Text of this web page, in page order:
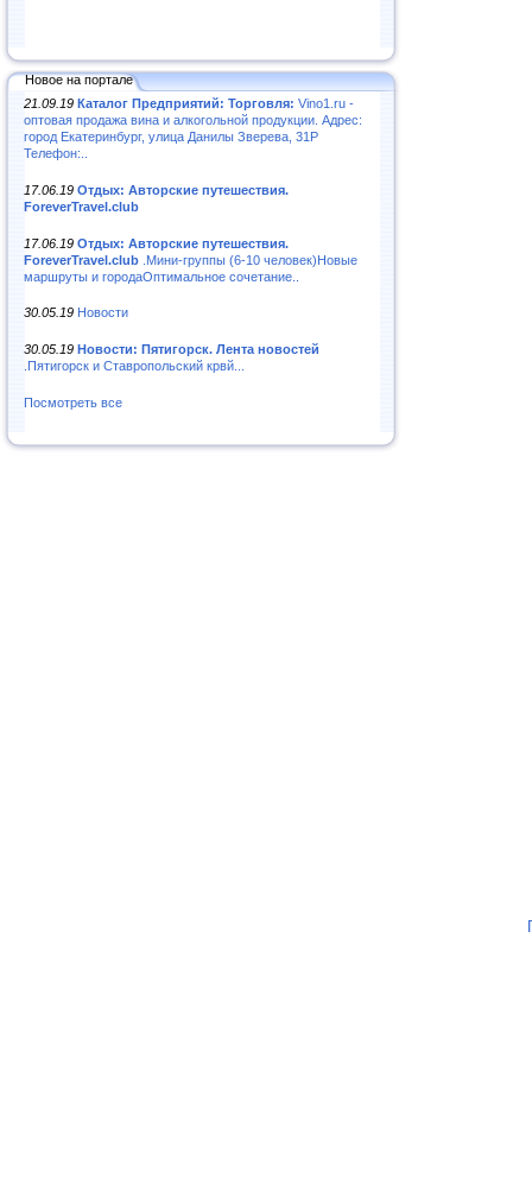
Новое на портале
21.09.19 Каталог Предприятий: Торговля: Vino1.ru -
оптовая продажа вина и алкогольной продукции. Адрес:
город Екатеринбург, улица Данилы Зверева, 31Р
Телефон:..
17.06.19 Отдых: Авторские путешествия.
ForeverTravel.club
17.06.19 Отдых: Авторские путешествия.
ForeverTravel.club .Мини-группы (6-10 человек)Новые
маршруты и городаОптимальное сочетание..
30.05.19 Новости
30.05.19 Новости: Пятигорск. Лента новостей
.Пятигорск и Ставропольский крвй...
Посмотреть все